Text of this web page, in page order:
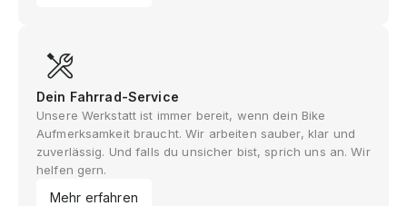
Dein Fahrrad-Service
Unsere Werkstatt ist immer bereit, wenn dein Bike
Aufmerksamkeit braucht. Wir arbeiten sauber, klar und
zuverlässig. Und falls du unsicher bist, sprich uns an. Wir
helfen gern.
Mehr erfahren